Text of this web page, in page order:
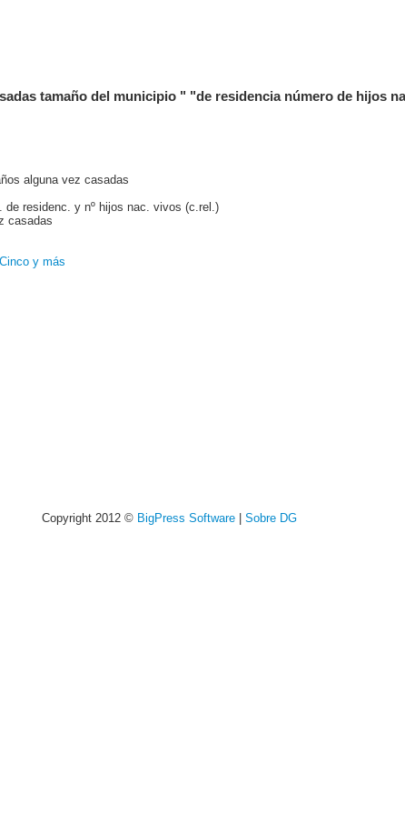
tamaño del municipio " "de residencia número de hijos
alguna vez casadas
de residenc. y nº hijos nac. vivos (c.rel.)
casadas
Cinco y más
Copyright 2012 © BigPress Software| Sobre DG